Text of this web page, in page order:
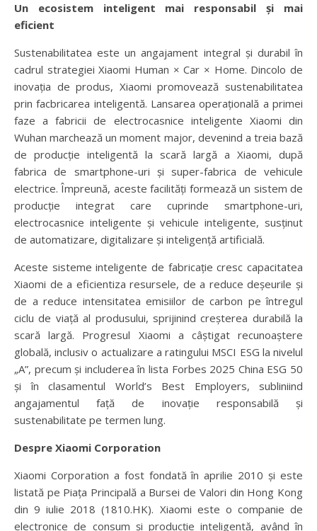
Un ecosistem inteligent mai responsabil și mai
eficient
Sustenabilitatea este un angajament integral și durabil în
cadrul strategiei Xiaomi Human × Car × Home. Dincolo de
inovația de produs, Xiaomi promovează sustenabilitatea
prin facbricarea inteligentă. Lansarea operațională a primei
faze a fabricii de electrocasnice inteligente Xiaomi din
Wuhan marchează un moment major, devenind a treia bază
de producție inteligentă la scară largă a Xiaomi, după
fabrica de smartphone-uri și super-fabrica de vehicule
electrice. Împreună, aceste facilități formează un sistem de
producție integrat care cuprinde smartphone-uri,
electrocasnice inteligente și vehicule inteligente, susținut
de automatizare, digitalizare și inteligență artificială.
Aceste sisteme inteligente de fabricație cresc capacitatea
Xiaomi de a eficientiza resursele, de a reduce deșeurile și
de a reduce intensitatea emisiilor de carbon pe întregul
ciclu de viață al produsului, sprijinind creșterea durabilă la
scară largă. Progresul Xiaomi a câștigat recunoaștere
globală, inclusiv o actualizare a ratingului MSCI ESG la nivelul
„A”, precum și includerea în lista Forbes 2025 China ESG 50
și în clasamentul World’s Best Employers, subliniind
angajamentul față de inovație responsabilă și
sustenabilitate pe termen lung.
Despre Xiaomi Corporation
Xiaomi Corporation a fost fondată în aprilie 2010 și este
listată pe Piața Principală a Bursei de Valori din Hong Kong
din 9 iulie 2018 (1810.HK). Xiaomi este o companie de
electronice de consum și producție inteligentă, având în